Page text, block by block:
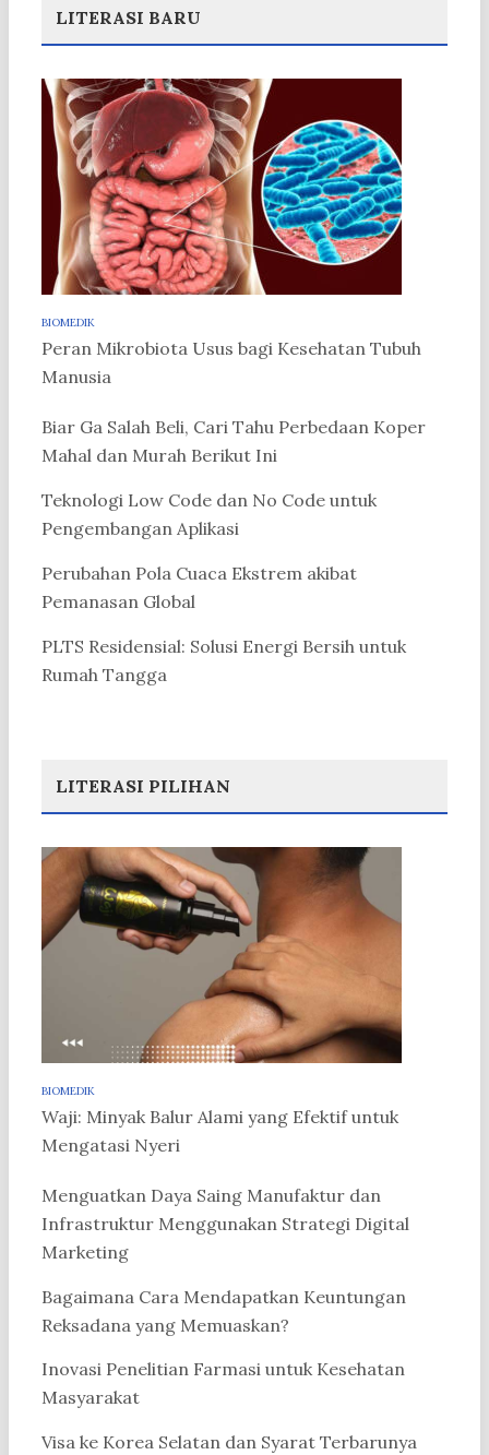
LITERASI BARU
BIOMEDIK
Peran Mikrobiota Usus bagi Kesehatan Tubuh
Manusia
Biar Ga Salah Beli, Cari Tahu Perbedaan Koper
Mahal dan Murah Berikut Ini
Teknologi Low Code dan No Code untuk
Pengembangan Aplikasi
Perubahan Pola Cuaca Ekstrem akibat
Pemanasan Global
PLTS Residensial: Solusi Energi Bersih untuk
Rumah Tangga
LITERASI PILIHAN
BIOMEDIK
Waji: Minyak Balur Alami yang Efektif untuk
Mengatasi Nyeri
Menguatkan Daya Saing Manufaktur dan
Infrastruktur Menggunakan Strategi Digital
Marketing
Bagaimana Cara Mendapatkan Keuntungan
Reksadana yang Memuaskan?
Inovasi Penelitian Farmasi untuk Kesehatan
Masyarakat
Visa ke Korea Selatan dan Syarat Terbarunya